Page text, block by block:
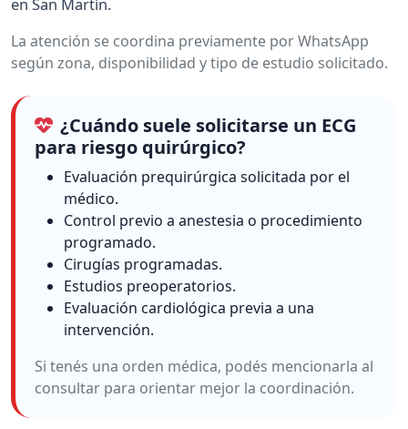
en San Martín.
La atención se coordina previamente por WhatsApp
según zona, disponibilidad y tipo de estudio solicitado.
¿Cuándo suele solicitarse un ECG
para riesgo quirúrgico?
Evaluación prequirúrgica solicitada por el
médico.
Control previo a anestesia o procedimiento
programado.
Cirugías programadas.
Estudios preoperatorios.
Evaluación cardiológica previa a una
intervención.
Si tenés una orden médica, podés mencionarla al
consultar para orientar mejor la coordinación.